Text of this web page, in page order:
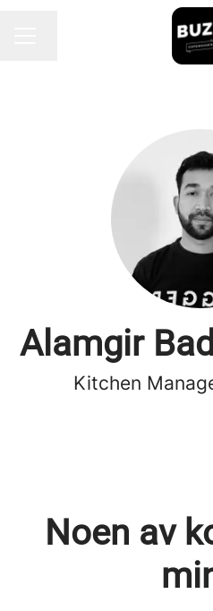
Alamgir
Kitchen
Noen av